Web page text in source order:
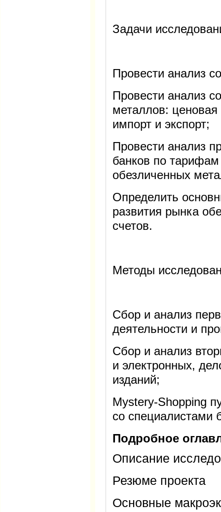
Задачи
Провести анализ
Провести анализ
металлов: ценовая
импорт и экспорт;
Провести анализ
банков по
обезличенных
Определить
развития рынка
счетов.
Методы
Сбор и анализ
деятельности и
Сбор и анализ
и электронных,
изданий;
Mystery-Shopping
со специалистами
Подробное
Описание
Резюме проекта
Основные